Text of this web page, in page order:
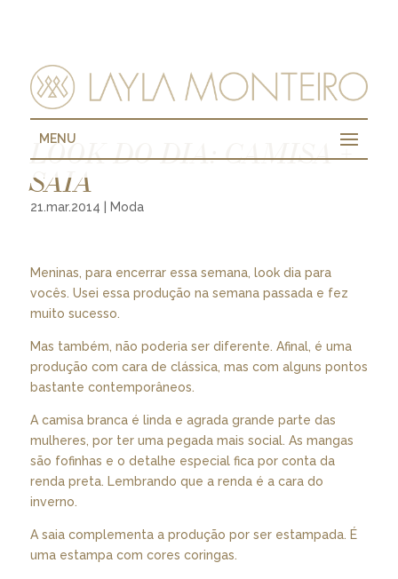
MENU
LOOK DO DIA: CAMISA +
SAIA
21.mar.2014 Moda
Meninas, para encerrar essa semana, look dia para
vocês. Usei essa produção na semana passada e fez
muito sucesso.
Mas também, não poderia ser diferente. Afinal, é uma
produção com cara de clássica, mas com alguns pontos
bastante contemporâneos.
A camisa branca é linda e agrada grande parte das
mulheres, por ter uma pegada mais social. As mangas
são fofinhas e o detalhe especial fica por conta da
renda preta. Lembrando que a renda é a cara do
inverno.
A saia complementa a produção por ser estampada. É
uma estampa com cores coringas.